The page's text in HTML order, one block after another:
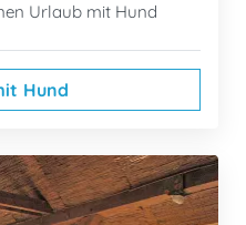
Urlaub mit Hund
Hund